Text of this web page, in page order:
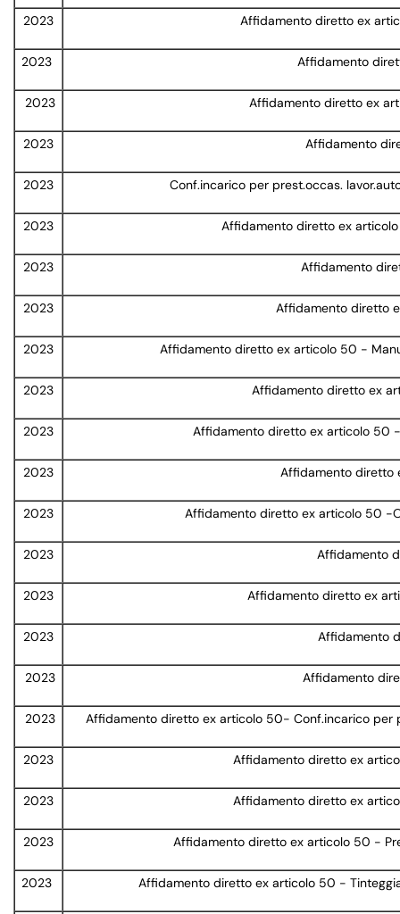
2023 Affidamento diretto ex
2023 Affidamento
2023 Affidamento diretto ex
2023 Affidamento
2023 Conf.incarico per prest.occas.
2023 Affidamento diretto ex
2023 Affidamento
2023 Affidamento diretto
2023 Affidamento diretto ex articolo 50 -
2023 Affidamento diretto ex
2023 Affidamento diretto ex articolo 50
2023 Affidamento diretto
2023 Affidamento diretto ex articolo 50 -
2023 Affidamento
2023 Affidamento diretto ex
2023 Affidamento
2023 Affidamento
2023 Affidamento diretto ex articolo 50- Conf.incarico per
2023 Affidamento diretto ex
2023 Affidamento diretto ex
2023 Affidamento diretto ex articolo 50 -
2023 Affidamento diretto ex articolo 50 -